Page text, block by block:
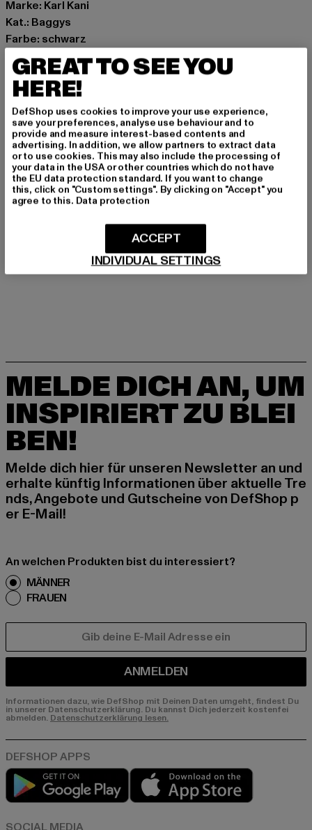
Marke: Karl Kani
Kat.: Baggys
Farbe: schwarz
Hersteller Farbe: black
Materialzusammensetzung: 100% Baumwolle
Art.Nr: KW261-027-00007
Hersteller: Urban Styles Agency GmbH & Co. KG |
agentur@urbanstylesagency.com
Schanzenstraße 41 | 51063 Köln | DE
GRÖSSE & PASSFORM
LIEFERUNG & RÜCKGABE
MELDE DICH AN, UM
INSPIRIERT ZU BLEI
BEN!
Melde dich hier für unseren Newsletter an und
erhalte künftig Informationen über aktuelle Tre
nds, Angebote und Gutscheine von DefShop p
er E-Mail!
An welchen Produkten bist du interessiert?
MÄNNER
FRAUEN
ANMELDEN
Informationen dazu, wie DefShop mit Deinen Daten umgeht, findest Du
in unserer Datenschutzerklärung. Du kannst Dich jederzeit kostenfei
abmelden. Datenschutzerklärung lesen.
Play market
GREAT TO SEE YOU
HERE!
DefShop uses cookies to improve your use experience,
save your preferences, analyse use behaviour and to
provide and measure interest-based contents and
advertising. In addition, we allow partners to extract data
or to use cookies. This may also include the processing of
your data in the USA or other countries which do not have
the EU data protection standard. If you want to change
this, click on "Custom settings". By clicking on "Accept" you
agree to this. Data protection
INDIVIDUAL SETTINGS
ACCEPT